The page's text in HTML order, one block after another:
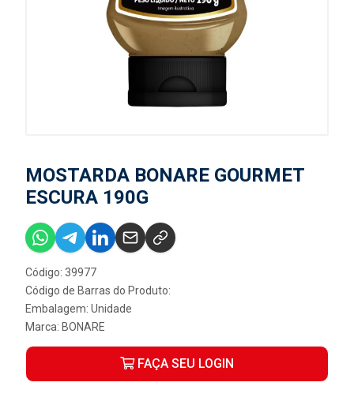
MOSTARDA BONARE GOURMET
ESCURA 190G
Código: 39977
Código de Barras do Produto:
Embalagem: Unidade
Marca: BONARE
FAÇA SEU LOGIN